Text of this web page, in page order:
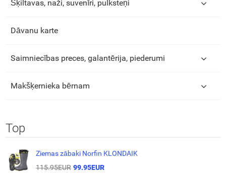
Šķiltavas, naži, suvenīri, pulksteņi
Dāvanu karte
Saimniecības preces, galantērija, piederumi
Makšķernieka bērnam
Top
Ziemas zābaki Norfin KLONDAIK
115.95EUR 99.95EUR